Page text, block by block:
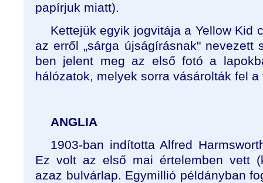
papírjuk miatt).
Kettejük egyik jogvitája a Yellow Kid
az erről „sárga újságírásnak" nevezett
ben jelent meg az első fotó a
hálózatok, melyek sorra vásárolták fel
ANGLIA
1903-ban indította Alfred
Ez volt az első mai értelemben vett
azaz bulvárlap. Egymillió példányban